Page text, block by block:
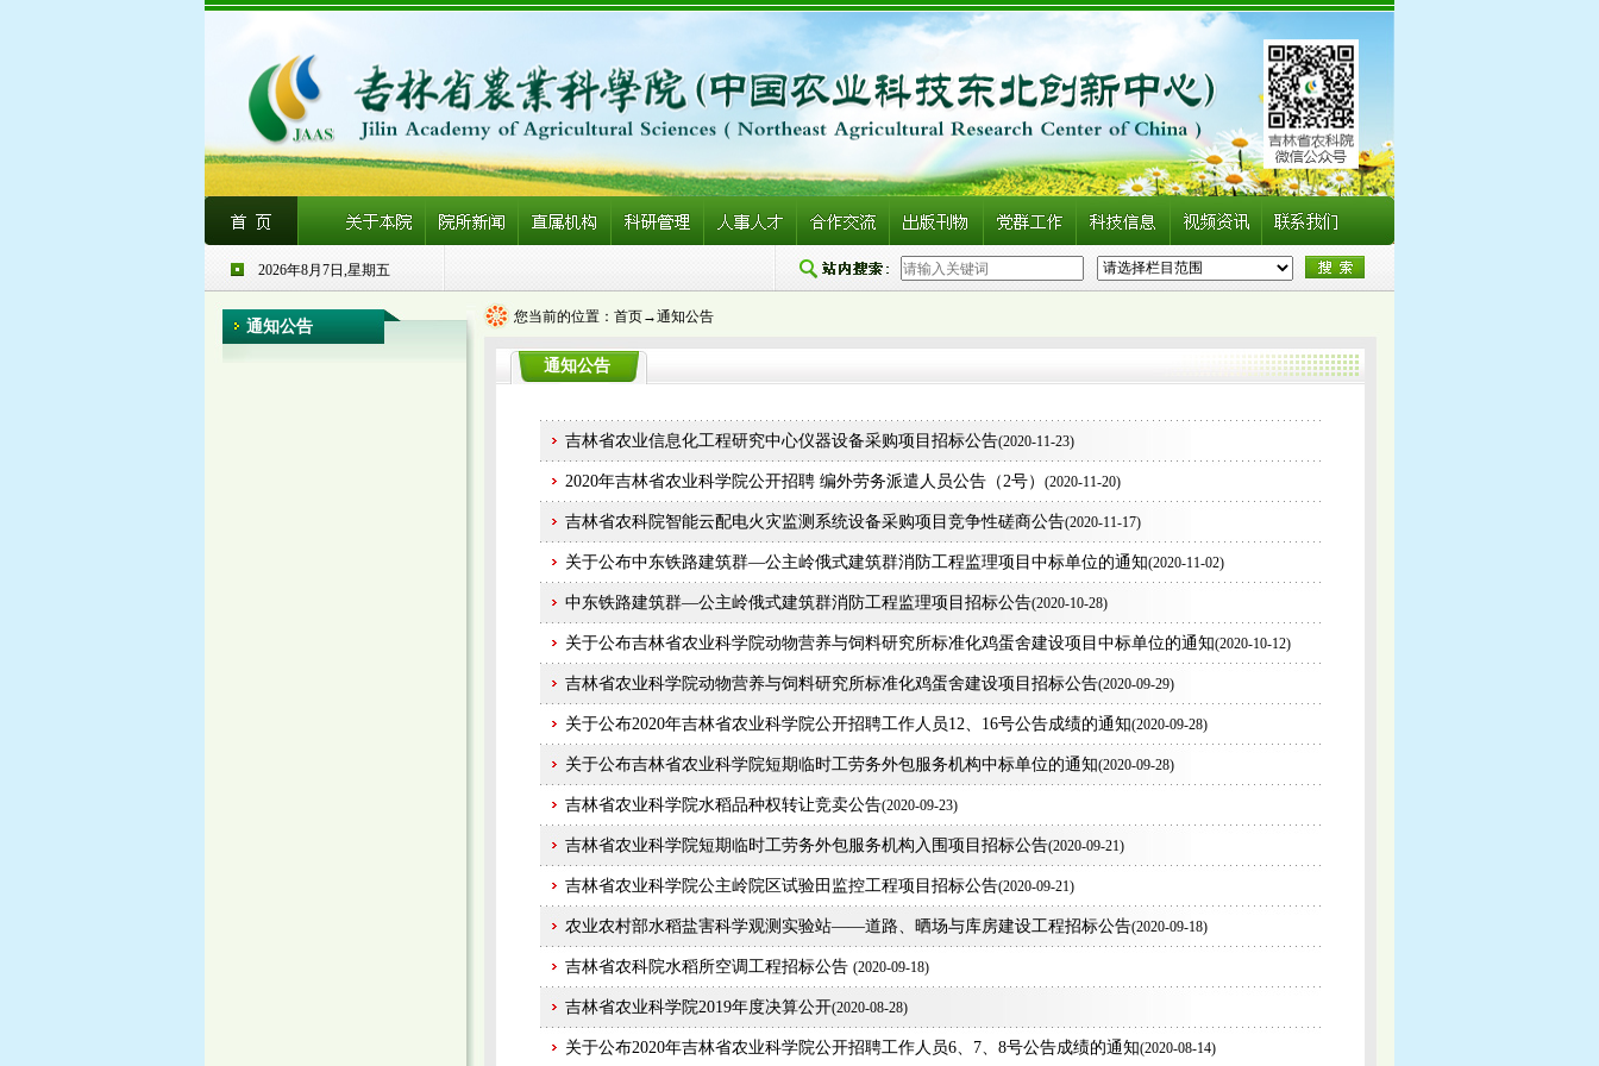
2026年8月7日,星期五
通知公告
您当前的位置： 首页→通知公告
通知公告
吉林省农业信息化工程研究中心仪器设备采购项目招标公告(2020-11-23)
2020年吉林省农业科学院公开招聘 编外劳务派遣人员公告（2号） (2020-11-20)
吉林省农科院智能云配电火灾监测系统设备采购项目竞争性磋商公告(2020-11-17)
关于公布中东铁路建筑群—公主岭俄式建筑群消防工程监理项目中标单位的通知(2020-11-02)
中东铁路建筑群—公主岭俄式建筑群消防工程监理项目招标公告(2020-10-28)
关于公布吉林省农业科学院动物营养与饲料研究所标准化鸡蛋舍建设项目中标单位的通知(2020-10-12)
吉林省农业科学院动物营养与饲料研究所标准化鸡蛋舍建设项目招标公告(2020-09-29)
关于公布2020年吉林省农业科学院公开招聘工作人员12、16号公告成绩的通知(2020-09-28)
关于公布吉林省农业科学院短期临时工劳务外包服务机构中标单位的通知(2020-09-28)
吉林省农业科学院水稻品种权转让竞卖公告(2020-09-23)
吉林省农业科学院短期临时工劳务外包服务机构入围项目招标公告(2020-09-21)
吉林省农业科学院公主岭院区试验田监控工程项目招标公告(2020-09-21)
农业农村部水稻盐害科学观测实验站——道路、晒场与库房建设工程招标公告(2020-09-18)
吉林省农科院水稻所空调工程招标公告 (2020-09-18)
吉林省农业科学院2019年度决算公开(2020-08-28)
关于公布2020年吉林省农业科学院公开招聘工作人员6、7、8号公告成绩的通知(2020-08-14)